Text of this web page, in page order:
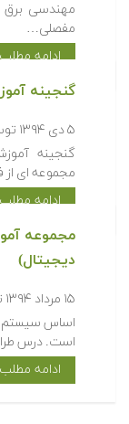
مهندسی برق
مفصلی…
ادامه مطلب
گنجینه
۵ دی ۱۳۹۴
گنجینه
مجموعه ای
ادامه مطلب
مجموعه
دیجیتال)
۱۵ مرداد ۱۳۹۴
اساس سیستم
است. درس
ادامه مطلب